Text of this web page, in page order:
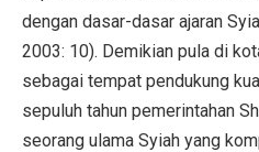
dengan dasar-dasar ajaran
2003: 10). Demikian pula di
sebagai tempat pendukung
sepuluh tahun pemerintahan
seorang ulama Syiah yang